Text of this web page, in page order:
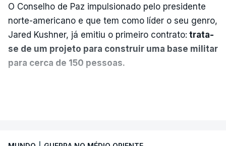
O Conselho de Paz impulsionado pelo presidente
norte-americano e que tem como líder o seu genro,
Jared Kushner, já emitiu o primeiro contrato: trata-
se de um projeto para construir uma base militar
para cerca de 150 pessoas.